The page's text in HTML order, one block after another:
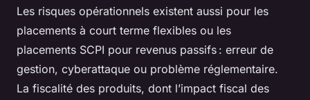
Les risques opérationnels existent aussi pour les
placements à court terme flexibles ou les
placements SCPI pour revenus passifs : erreur de
gestion, cyberattaque ou problème réglementaire.
La fiscalité des produits, dont l’impact fiscal des